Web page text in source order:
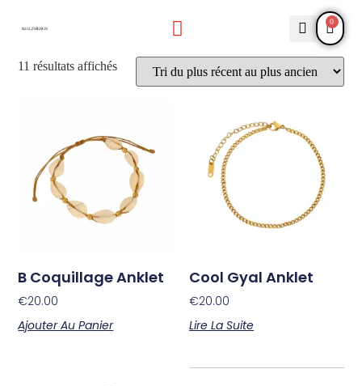
0
11 résultats affichés
B Coquillage Anklet
€20.00
Ajouter Au Panier
Cool Gyal Anklet
€20.00
Lire La Suite